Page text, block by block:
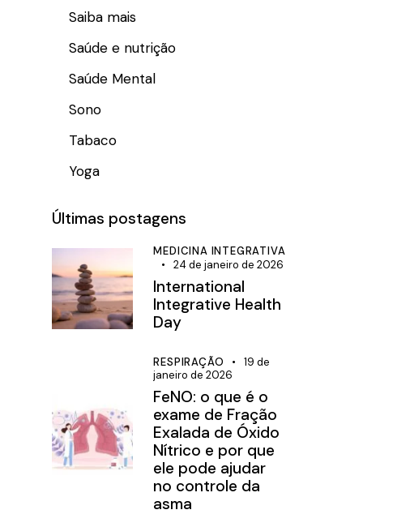
Saiba mais
Saúde e nutrição
Saúde Mental
Sono
Tabaco
Yoga
Últimas postagens
MEDICINA INTEGRATIVA
24 de janeiro de 2026
International
Integrative Health
Day
RESPIRAÇÃO
19 de
janeiro de 2026
FeNO: o que é o
exame de Fração
Exalada de Óxido
Nítrico e por que
ele pode ajudar
no controle da
asma